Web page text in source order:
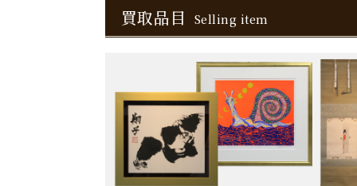
買取品目 Selling item